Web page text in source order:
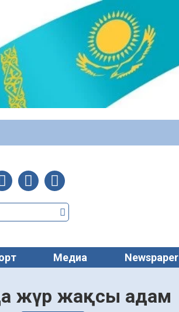
Медиа Newspaper
жүр жақсы адам